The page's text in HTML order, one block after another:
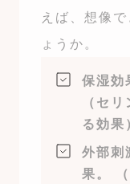
えば、想像
ょうか。
保湿効
（セ
る効果
外部刺
果。 （高分子量による保護膜効